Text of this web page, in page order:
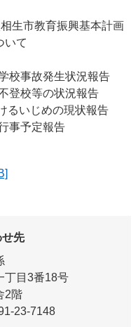
生市教育振興基本計画
いて
校事故発生状況報告
登校等の状況報告
るいじめの現状報告
事予定報告
せ先
丁目3番18号
2階
23-7148